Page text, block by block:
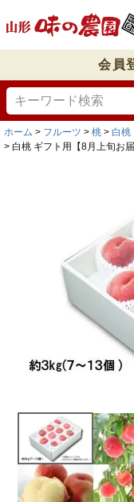
会員
ホーム フルーツ 桃
白桃
白桃 ギフト用【8月上旬お